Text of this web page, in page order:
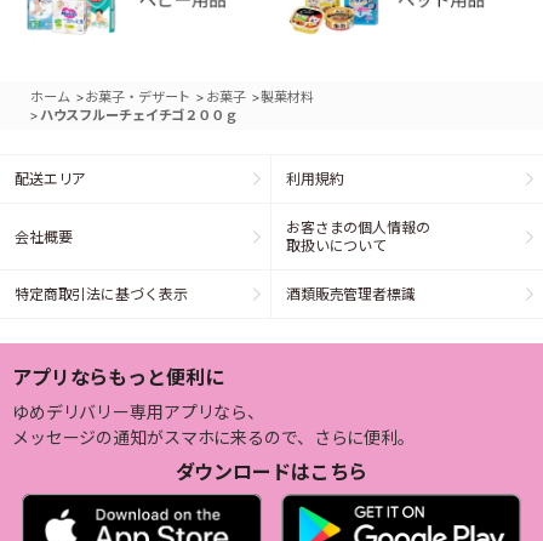
ホーム >お菓子・デザート > お菓子 >製菓材料
> ハウスフルーチェイチゴ２００ｇ
配送エリア 利用規約
会社概要
お客さまの個人情報の
取扱いについて
特定商取引法に基づく表示 酒類販売管理者標識
アプリならもっと便利に
ゆめデリバリー専用アプリなら、
メッセージの通知がスマホに来るので、さらに便利。
ダウンロードはこちら